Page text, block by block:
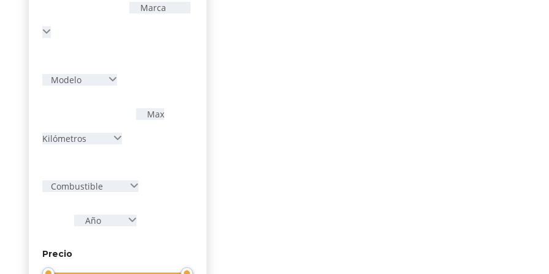
Marca
Modelo
Max
Kilómetros
Combustible
Año
Precio